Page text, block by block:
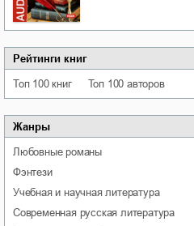
Рейтинги книг
Топ 100 книг Топ 100 авторов
Жанры
любовные романы
фэнтези
учебная и научная литература
современная русская литература